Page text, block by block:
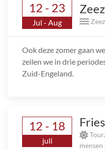
12 - 23
Jul - Aug
Ook deze zomer gaan
zeilen we in drie
Zuid-Engeland.
12 - 18
juli